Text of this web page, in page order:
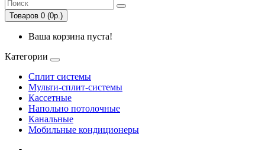
Товаров 0 (0р.)
Ваша корзина пуста!
Категории
Сплит системы
Мульти-сплит-системы
Кассетные
Напольно потолочные
Канальные
Мобильные кондиционеры